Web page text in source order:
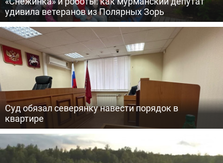
удивила ветеранов из Полярных Зорь
Суд обязал северянку навести порядок в
квартире